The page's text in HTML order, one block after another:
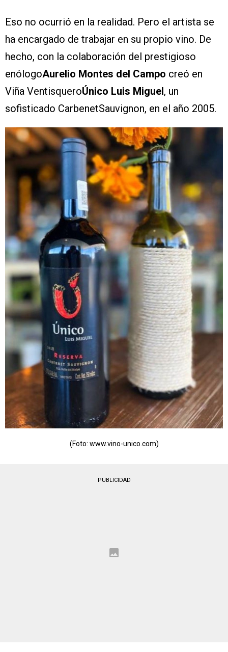
Eso no ocurrió en la realidad. Pero el artista se
ha encargado de trabajar en su propio vino. De
hecho, con la colaboración del prestigioso
enólogoAurelio Montes del Campo creó en
Viña VentisqueroÚnico Luis Miguel , un
sofisticado CarbenetSauvignon, en el año 2005.
(Foto: www.vino-unico.com)
PUBLICIDAD